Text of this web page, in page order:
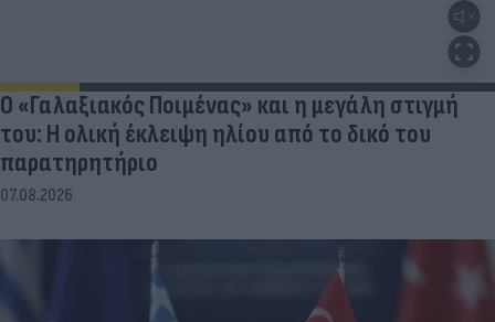
Ο «Γαλαξιακός Ποιμένας» και η μεγάλη στιγμή
του: Η ολική έκλειψη ηλίου από το δικό του
παρατηρητήριο
07.08.2026